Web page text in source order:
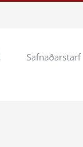
Safnaðarstarf